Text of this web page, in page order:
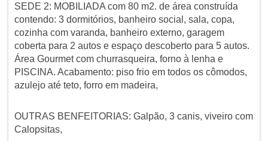
SEDE 2: MOBILIADA com 80 m2. de área construída
contendo: 3 dormitórios, banheiro social, sala, copa,
cozinha com varanda, banheiro externo, garagem
coberta para 2 autos e espaço descoberto para 5 autos.
Área Gourmet com churrasqueira, forno à lenha e
PISCINA. Acabamento: piso frio em todos os cômodos,
azulejo até teto, forro em madeira,
OUTRAS BENFEITORIAS: Galpão, 3 canis, viveiro com
Calopsitas,